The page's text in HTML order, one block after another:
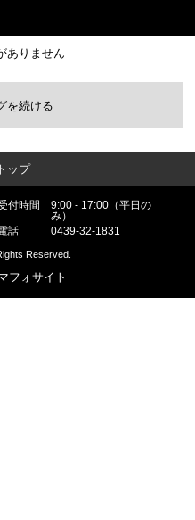
ありません
を続ける
ップ
付時間
9:00 - 17:00（平日の
み）
話
0439-32-1831
Reserved.
フォサイト